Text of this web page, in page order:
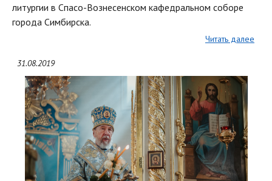
литургии в Спасо-Вознесенском кафедральном соборе
города Симбирска.
Читать далее
31.08.2019